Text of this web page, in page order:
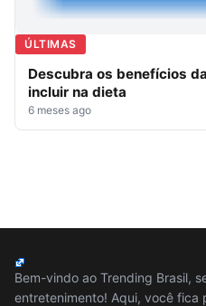
ÚLTIMAS
Descubra os benefícios
incluir na dieta
6 meses ago
Bem-vindo ao Trending Brasil,
entretenimento! Aqui, você fica